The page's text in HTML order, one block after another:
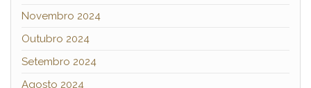
Novembro 2024
Outubro 2024
Setembro 2024
Agosto 2024